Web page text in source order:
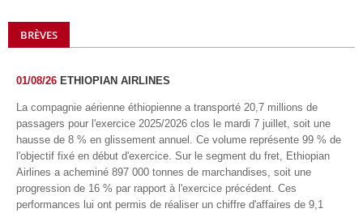
BRÈVES
01/08/26 ETHIOPIAN AIRLINES
La compagnie aérienne éthiopienne a transporté 20,7 millions de
passagers pour l'exercice 2025/2026 clos le mardi 7 juillet, soit une
hausse de 8 % en glissement annuel. Ce volume représente 99 % de
l'objectif fixé en début d'exercice. Sur le segment du fret, Ethiopian
Airlines a acheminé 897 000 tonnes de marchandises, soit une
progression de 16 % par rapport à l'exercice précédent. Ces
performances lui ont permis de réaliser un chiffre d'affaires de 9,1